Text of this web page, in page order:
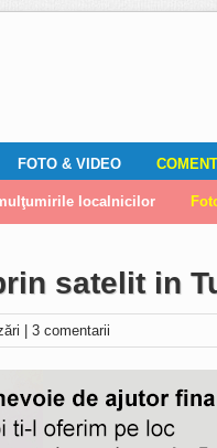
localnicilor
Editorial
Vânzări Locuri de muncă
FOTO & VIDEO
satelit in
3 comentarii